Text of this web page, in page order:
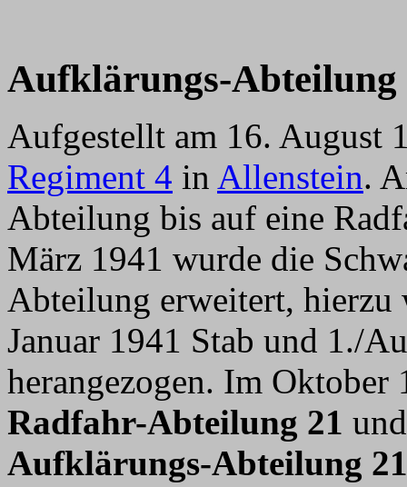
Aufklärungs-Abteilung
Aufgestellt am 16. August
Regiment 4 in Allenstein.
Abteilung bis auf eine
März 1941 wurde die
Abteilung erweitert, hierzu
Januar 1941 Stab und 1./
herangezogen. Im
Radfahr-Abteilung 21
Aufklärungs-Abteilung 21